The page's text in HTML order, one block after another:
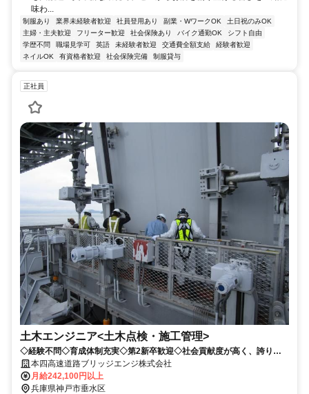
味わ...
制服あり 業界未経験者歓迎 社員登用あり 副業・WワークOK
土日祝のみOK
主婦・主夫歓迎
フリーター歓迎 社会保険あり バイク通勤OK
シフト自由
学歴不問
職場見学可 英語 未経験者歓迎 交通費全額支給
経験者歓迎
ネイルOK
有資格者歓迎 社会保険完備 制服貸与
正社員
土木エンジニア<土木点検・施工管理>
◇経験不問◇育成体制充実◇第2新卒歓迎◇社会貢献度が高く、誇りを
もって取り組める仕事です！
本四高速道路ブリッジエンジ株式会社
月給242,100円以上
兵庫県神戸市垂水区